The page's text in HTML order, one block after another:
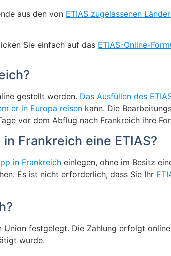
aus den von ETIAS zugelassenen
Sie einfach auf das ETIAS-Online-
gestellt werden. Das Ausfüllen des
er in Europa reisen kann. Die
vor dem Abflug nach Frankreich ihre
Frankreich eine ETIAS?
in Frankreich einlegen, ohne im Besitz
Es ist nicht erforderlich, dass Sie Ihr
festgelegt. Die Zahlung erfolgt
wurde.